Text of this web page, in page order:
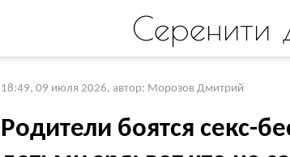
Серенити
18:49, 09 июля 2026, автор: Морозов Дмитрий
Родители боятся секс-